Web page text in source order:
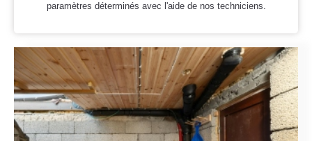
paramètres déterminés avec l'aide de nos techniciens.